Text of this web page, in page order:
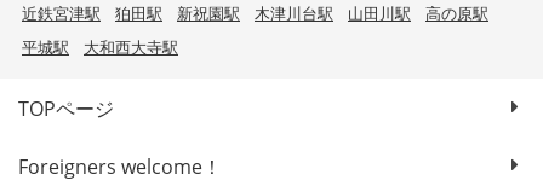
近鉄宮津駅 狛田駅 新祝園駅 木津川台駅 山田川駅
高の原駅
平城駅
大和西大寺駅
TOPページ
Foreigners welcome！